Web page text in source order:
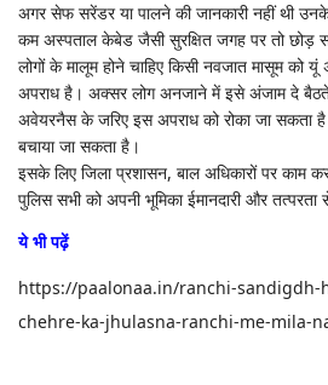
अगर सेफ सरेंडर या पालने की जानकारी नहीं थी
कम अस्पताल केबेड जैसी सुरक्षित जगह पर तो छोड़
लोगों के मालूम होने चाहिए किसी नवजात मासूम को
अपराध है। अक्सर लोग अनजाने में इसे अंजाम दे
अवेयरनैस के जरिए इस अपराध को रोका जा सकता
बचाया जा सकता है।
इसके लिए जिला प्रशासन, बाल अधिकारों पर काम
पुलिस सभी को अपनी भूमिका ईमानदारी और तत्परता से
ये भी पढ़ें
https://paalonaa.in/ranchi-sandigdh-
chehre-ka-jhulasna-ranchi-me-mila-